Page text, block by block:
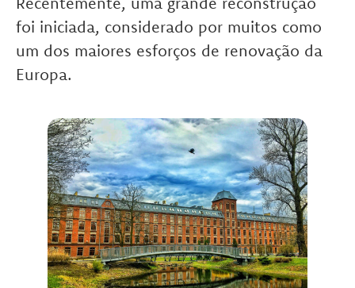
foi iniciada, considerado por muitos como
um dos maiores esforços de renovação da
Europa.